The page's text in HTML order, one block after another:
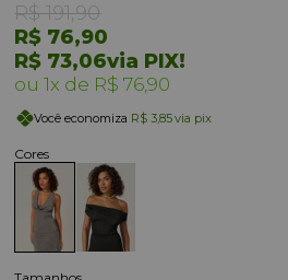
R$ 73,06via PIX!
R$ 191,90
R$ 76,90
1x R$ 76,90
Você economiza R$ 3,85via pix